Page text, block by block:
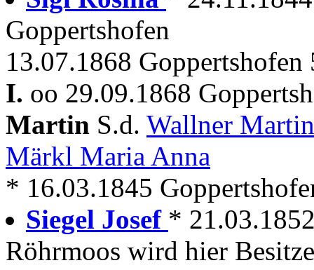
Goppertshofen
13.07.1868
I. oo 29.09.1868
Martin S.d. Wallner
Märkl Maria Anna
* 16.03.1845
Siegel Josef *
Röhrmoos wird hier